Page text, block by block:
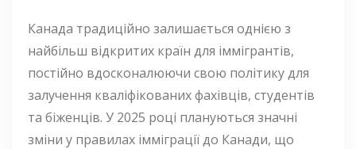
Канада традиційно залишається однією з
найбільш відкритих країн для іммігрантів,
постійно вдосконалюючи свою політику для
залучення кваліфікованих фахівців, студентів
та біженців. У 2025 році плануються значні
зміни у правилах імміграції до Канади, що